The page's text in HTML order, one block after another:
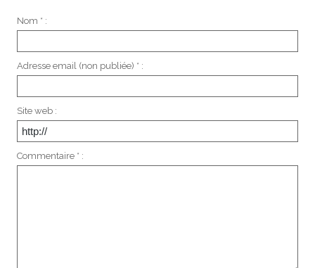
Nom * :
Adresse email (non publiée) * :
Site web :
Commentaire * :